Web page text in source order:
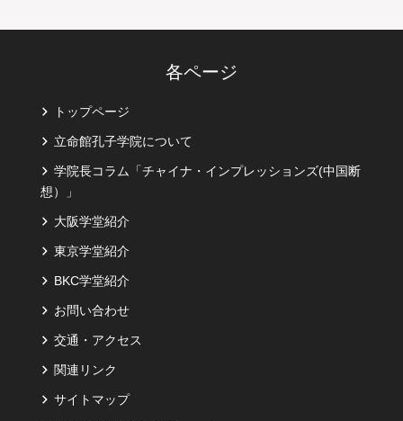
各ページ
トップページ
立命館孔子学院について
学院長コラム「チャイナ・インプレッションズ(中国断
想）」
大阪学堂紹介
東京学堂紹介
BKC学堂紹介
お問い合わせ
交通・アクセス
関連リンク
サイトマップ